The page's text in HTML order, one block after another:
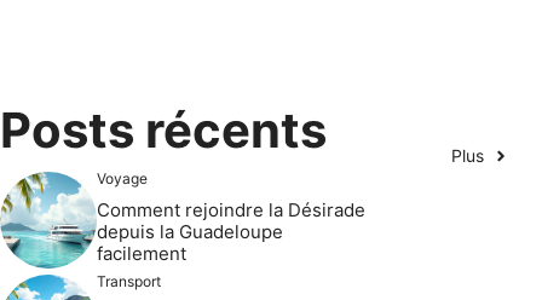
Posts récents Plus
Voyage
Comment rejoindre la Désirade
depuis la Guadeloupe
facilement
Transport